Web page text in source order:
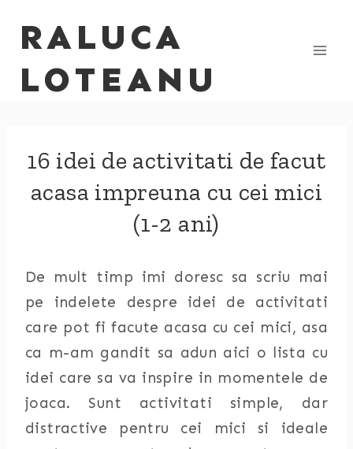
RALUCA
LOTEANU
16 idei de activitati de facut
acasa impreuna cu cei mici
(1-2 ani)
De mult timp imi doresc sa scriu mai
pe indelete despre idei de activitati
care pot fi facute acasa cu cei mici, asa
ca m-am gandit sa adun aici o lista cu
idei care sa va inspire in momentele de
joaca. Sunt activitati simple, dar
distractive pentru cei mici si ideale